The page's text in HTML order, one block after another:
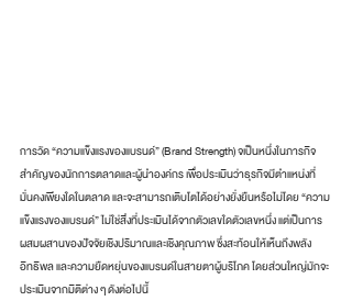
การวัด “ความแข็งแรงของแบรนด์” (Brand Strength) จเป็นหนึ่งในภารกิจ
สำคัญของนักการตลาดและผู้นำองค์กร เพื่อประเมินว่าธุรกิจมีตำแหน่งที่
มั่นคงเพียงใดในตลาด และจะสามารถเติบโตได้อย่างยั่งยืนหรือไม่โดย “ความ
แข็งแรงของแบรนด์” ไม่ใช่สิ่งที่ประเมินได้จากตัวเลขใดตัวเลขหนึ่ง แต่เป็นการ
ผสมผสานของปัจจัยเชิงปริมาณและเชิงคุณภาพ ซึ่งสะท้อนให้เห็นถึงพลัง
อิทธิพล และความยืดหยุ่นของแบรนด์ในสายตาผู้บริโภค โดยส่วนใหญ่มักจะ
ประเมินจากมิติต่าง ๆ ดังต่อไปนี้